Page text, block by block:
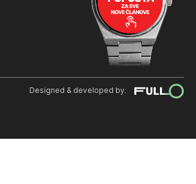
Designed & developed by: